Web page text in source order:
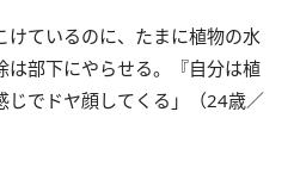
けているのに、たまに植物の水
は部下にやらせる。『自分は植
じでドヤ顔してくる」（24歳／